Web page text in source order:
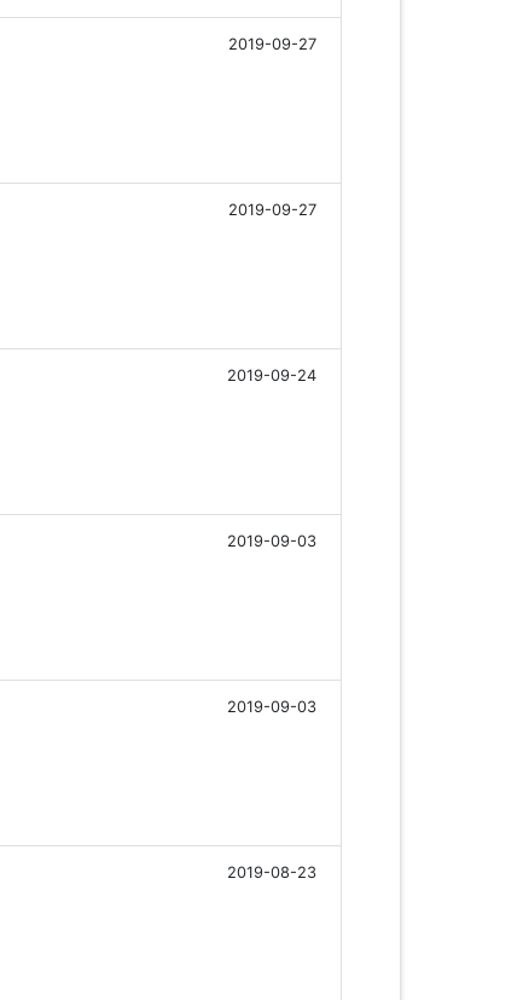
2019-09-27
2019-09-27
2019-09-24
2019-09-03
2019-09-03
2019-08-23